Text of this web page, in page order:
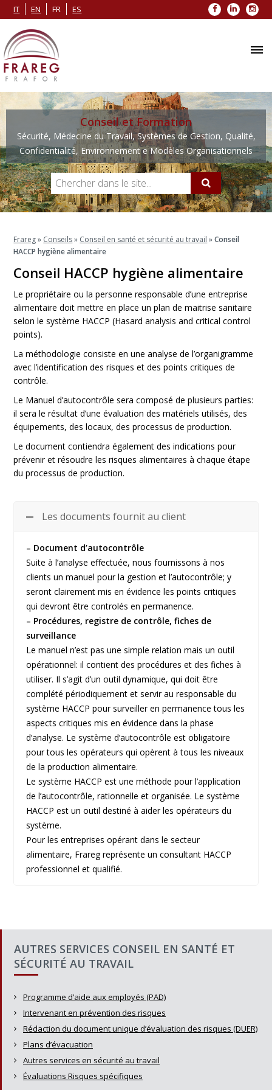
IT EN FR ES Facebook
LinkedIn
Conseil et Formation
Sécurité, Médecine du Travail, Systèmes de Gestion, Qualité,
Confidentialité, Environnement e Modèles Organisationnels
Frareg» Conseils» Conseil en santé et sécurité au travail »Conseil
HACCP hygiène alimentaire
Conseil HACCP hygiène alimentaire
Le propriétaire ou la personne responsable d’une entreprise
alimentaire doit mettre en place un plan de maitrise sanitaire
selon le système HACCP (Hasard analysis and critical control
points).
La méthodologie consiste en une analyse de l’organigramme
avec l’identification des risques et des points critiques de
contrôle.
Le Manuel d’autocontrôle sera composé de plusieurs parties:
il sera le résultat d’une évaluation des matériels utilisés, des
équipements, des locaux, des processus de production.
Le document contiendra également des indications pour
prévenir et résoudre les risques alimentaires à chaque étape
du processus de production.
Les documents fournit au client
– Document d’autocontrôle
Suite à l’analyse effectuée, nous fournissons à nos
clients un manuel pour la gestion et l’autocontrôle; y
seront clairement mis en évidence les points critiques
qui devront être controlés en permanence.
– Procédures, registre de contrôle, fiches de
surveillance
Le manuel n’est pas une simple relation mais un outil
opérationnel: il contient des procédures et des fiches à
utiliser. Il s’agit d’un outil dynamique, qui doit être
complété périodiquement et servir au responsable du
système HACCP pour surveiller en permanence tous les
aspects critiques mis en évidence dans la phase
d’analyse. Le système d’autocontrôle est obligatoire
pour tous les opérateurs qui opèrent à tous les niveaux
de la production alimentaire.
Le système HACCP est une méthode pour l’application
de l’autocontrôle, rationnelle et organisée. Le système
HACCP est un outil destiné à aider les opérateurs du
système.
Pour les entreprises opérant dans le secteur
alimentaire, Frareg représente un consultant HACCP
professionnel et qualifié.
AUTRES SERVICES CONSEIL EN SANTÉ ET
SÉCURITÉ AU TRAVAIL
Programme d’aide aux employés (PAD)
Intervenant en prévention des risques
Rédaction du document unique d’évaluation des risques (DUER)
Plans d’évacuation
Autres services en sécurité au travail
Évaluations Risques spécifiques